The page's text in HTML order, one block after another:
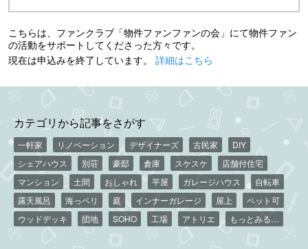
こちらは、ファンクラブ「物件ファンファンの会」にて物件ファン
の活動をサポートしてくださった方々です。
現在は申込みを終了しています。 詳細はこちら
カテゴリから記事をさがす
一軒家 リノベーション デザイナーズ 古民家
DIY
シェアハウス
別荘 豪邸 倉庫 スケスケ
店舗付住宅
マンション
土間 おしゃれ 平屋 ガレージハウス
自転車
露天風呂
海っペリ 庭 インナーガレージ 屋上
ペット可
ウッドデッキ
団地 SOHO 工場 アトリエ もっとみる…